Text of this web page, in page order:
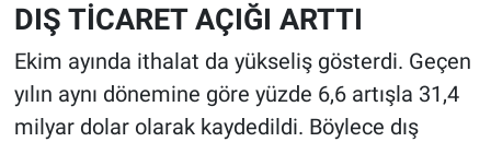
DIŞ TİCARET AÇIĞI ARTTI
Ekim ayında ithalat da yükseliş gösterdi. Geçen
yılın aynı dönemine göre yüzde 6,6 artışla 31,4
milyar dolar olarak kaydedildi. Böylece dış